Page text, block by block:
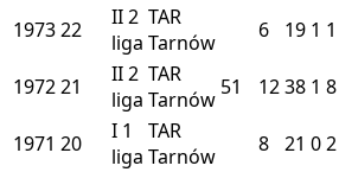
197322 II2
liga
TAR
Tarnów
6 19 1 1
197221 II2
liga
TAR
Tarnów 51 1238 1 8
1971 20 I 1
liga
TAR
Tarnów
8 21 02